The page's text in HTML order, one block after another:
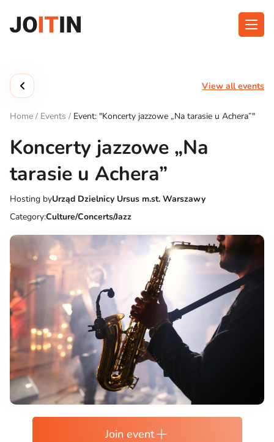
content
Get the App:
View all events
Home / Events / Event: "Koncerty jazzowe „Na tarasie u Achera”"
Koncerty jazzowe „Na
tarasie u Achera”
Hosting byUrząd Dzielnicy Ursus m.st. Warszawy
Category:Culture/Concerts/Jazz
Join event